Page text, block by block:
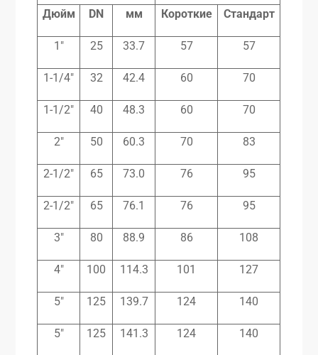
Дюйм DN мм Короткие Стандарт
1″ 25 33.7 57 57
1-1/4″ 32 42.4 60 70
1-1/2″ 40 48.3 60 70
2″ 50 60.3 70 83
2-1/2″ 65 73.0 76 95
2-1/2″ 65 76.1 76 95
3″ 80 88.9 86 108
4″ 100 114.3 101 127
5″ 125 139.7 124 140
5″ 125 141.3 124 140